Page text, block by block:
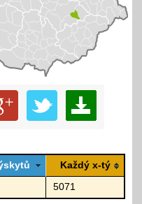
Každý x-tý
5071